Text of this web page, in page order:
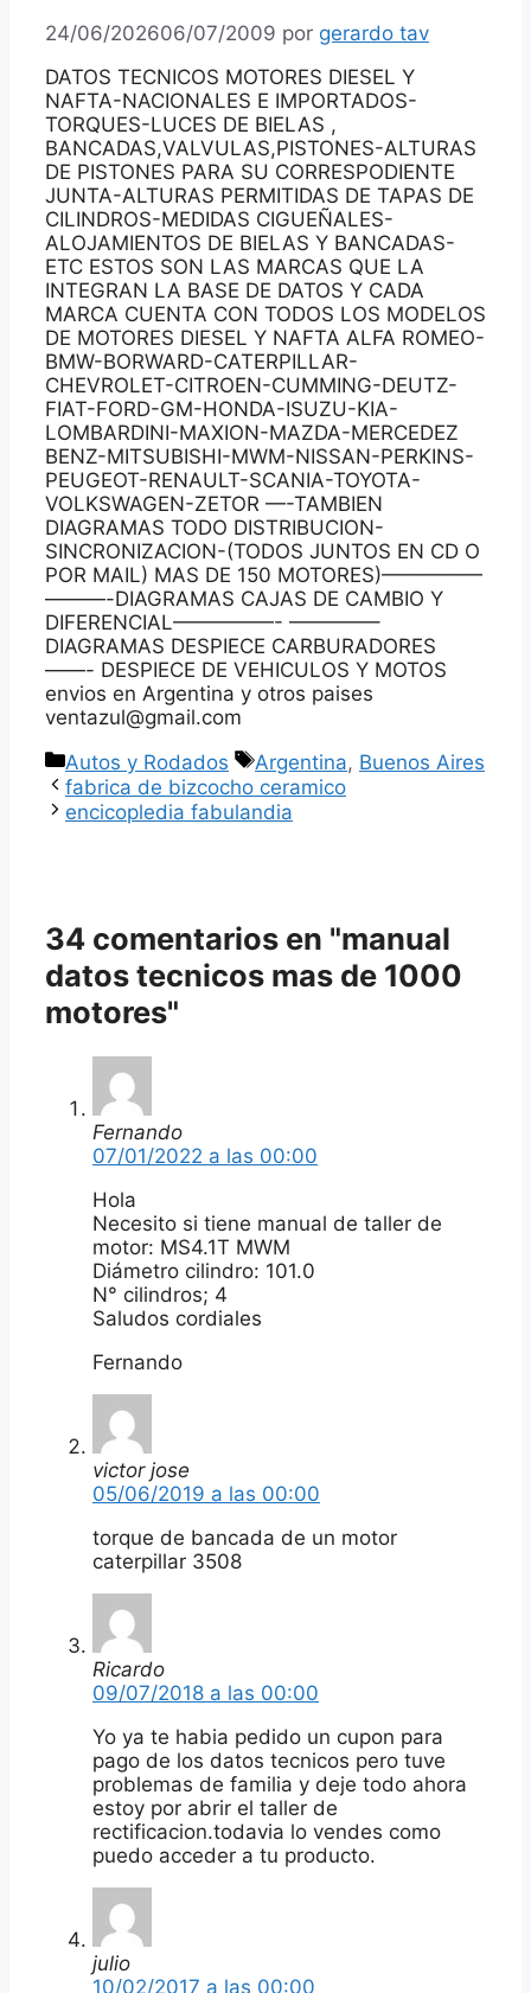
24/06/202606/07/2009 por gerardo tav
DATOS TECNICOS MOTORES DIESEL Y
NAFTA-NACIONALES E IMPORTADOS-
TORQUES-LUCES DE BIELAS ,
BANCADAS,VALVULAS,PISTONES-ALTURAS
DE PISTONES PARA SU CORRESPODIENTE
JUNTA-ALTURAS PERMITIDAS DE TAPAS DE
CILINDROS-MEDIDAS CIGUEÑALES-
ALOJAMIENTOS DE BIELAS Y BANCADAS-
ETC ESTOS SON LAS MARCAS QUE LA
INTEGRAN LA BASE DE DATOS Y CADA
MARCA CUENTA CON TODOS LOS MODELOS
DE MOTORES DIESEL Y NAFTA ALFA ROMEO-
BMW-BORWARD-CATERPILLAR-
CHEVROLET-CITROEN-CUMMING-DEUTZ-
FIAT-FORD-GM-HONDA-ISUZU-KIA-
LOMBARDINI-MAXION-MAZDA-MERCEDEZ
BENZ-MITSUBISHI-MWM-NISSAN-PERKINS-
PEUGEOT-RENAULT-SCANIA-TOYOTA-
VOLKSWAGEN-ZETOR —-TAMBIEN
DIAGRAMAS TODO DISTRIBUCION-
SINCRONIZACION-(TODOS JUNTOS EN CD O
POR MAIL) MAS DE 150 MOTORES)—————
———-DIAGRAMAS CAJAS DE CAMBIO Y
DIFERENCIAL—————- ————–
DIAGRAMAS DESPIECE CARBURADORES
——- DESPIECE DE VEHICULOS Y MOTOS
envios en Argentina y otros paises
ventazul@gmail.com
Categorías
Autos y Rodados Etiquetas
Argentina, Buenos Aires
fabrica de bizcocho ceramico
encicopledia fabulandia
34 comentarios en "manual
datos tecnicos mas de 1000
motores"
Fernando
07/01/2022 a las 00:00
Hola
Necesito si tiene manual de taller de
motor: MS4.1T MWM
Diámetro cilindro: 101.0
N° cilindros; 4
Saludos cordiales
Fernando
victor jose
05/06/2019 a las 00:00
torque de bancada de un motor
caterpillar 3508
Ricardo
09/07/2018 a las 00:00
Yo ya te habia pedido un cupon para
pago de los datos tecnicos pero tuve
problemas de familia y deje todo ahora
estoy por abrir el taller de
rectificacion.todavia lo vendes como
puedo acceder a tu producto.
julio
10/02/2017 a las 00:00